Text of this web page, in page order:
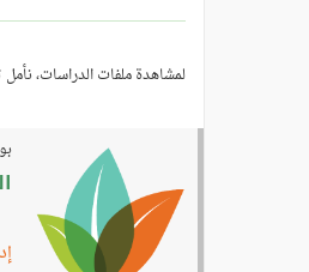
لمشاهدة ملفات الدراسات، نأمل